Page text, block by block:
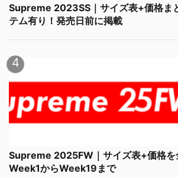
Supreme 2023SS｜サイズ表+価格ま
テム有り！発売日前に掲載
Supreme 2025FW｜サイズ表+価格を
Week1からWeek19まで